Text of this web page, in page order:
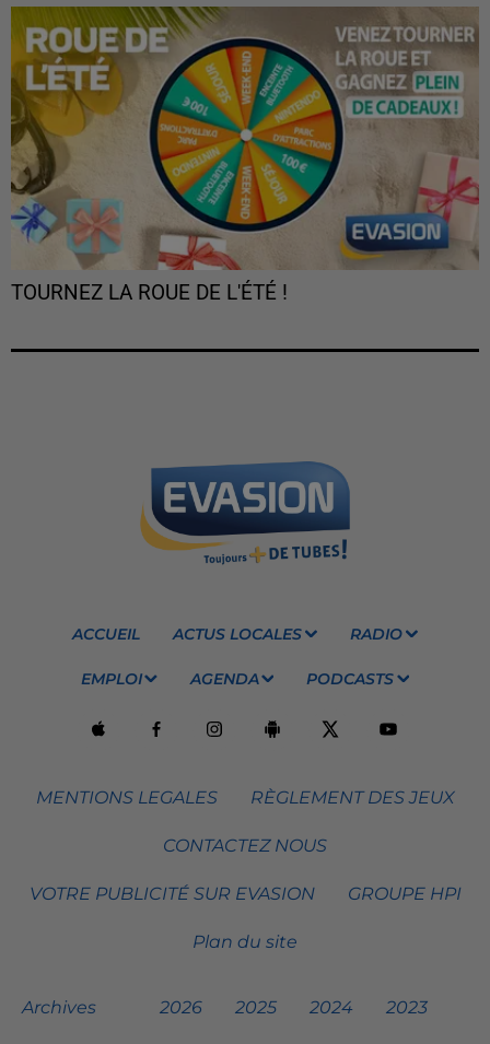
TOURNEZ LA ROUE DE L'ÉTÉ !
ACCUEIL ACTUS LOCALES RADIO
EMPLOI AGENDA PODCASTS
MENTIONS LEGALES RÈGLEMENT DES JEUX
CONTACTEZ NOUS
VOTRE PUBLICITÉ SUR EVASION GROUPE HPI
Plan du site
Archives 2026 2025 2024 2023